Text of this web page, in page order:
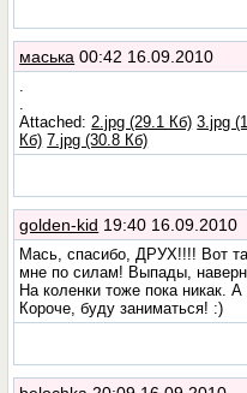
маська 00:42 16.09.2010
Attached: 2.jpg (29.1 Кб) 3.jpg
Кб) 7.jpg (30.8 Кб)
golden-kid 19:40 16.09.2010
Мась, спасибо, ДРУХ!!!! Вот
мне по силам! Выпады,
На коленки тоже пока никак.
Короче, буду заниматься! :)